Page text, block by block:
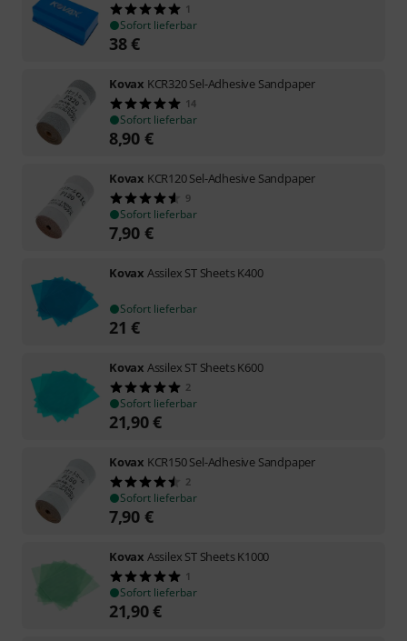
1
Sofort lieferbar
38€
Kovax KCR320 Sel-Adhesive Sandpaper
14
Sofort lieferbar
8,90 €
Kovax KCR120 Sel-Adhesive Sandpaper
9
Sofort lieferbar
7,90 €
Kovax Assilex ST Sheets K400
Sofort lieferbar
21 €
Kovax Assilex ST Sheets K600
2
Sofort lieferbar
21,90€
Kovax KCR150 Sel-Adhesive Sandpaper
2
Sofort lieferbar
7,90 €
Kovax Assilex ST Sheets K1000
1
Sofort lieferbar
21,90€